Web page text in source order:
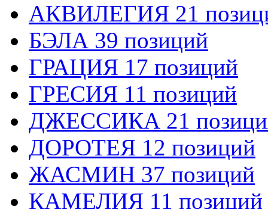
АКВИЛЕГИЯ 21
БЭЛА 39 позиций
ГРАЦИЯ 17 позиций
ГРЕСИЯ 11 позиций
ДЖЕССИКА 21
ДОРОТЕЯ 12 позиций
ЖАСМИН 37 позиций
КАМЕЛИЯ 11 позиций